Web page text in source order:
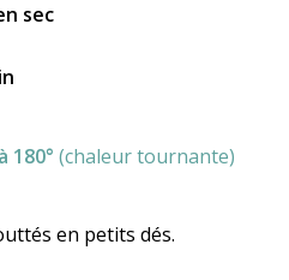
sec
180° (chaleur tournante)
en petits dés.